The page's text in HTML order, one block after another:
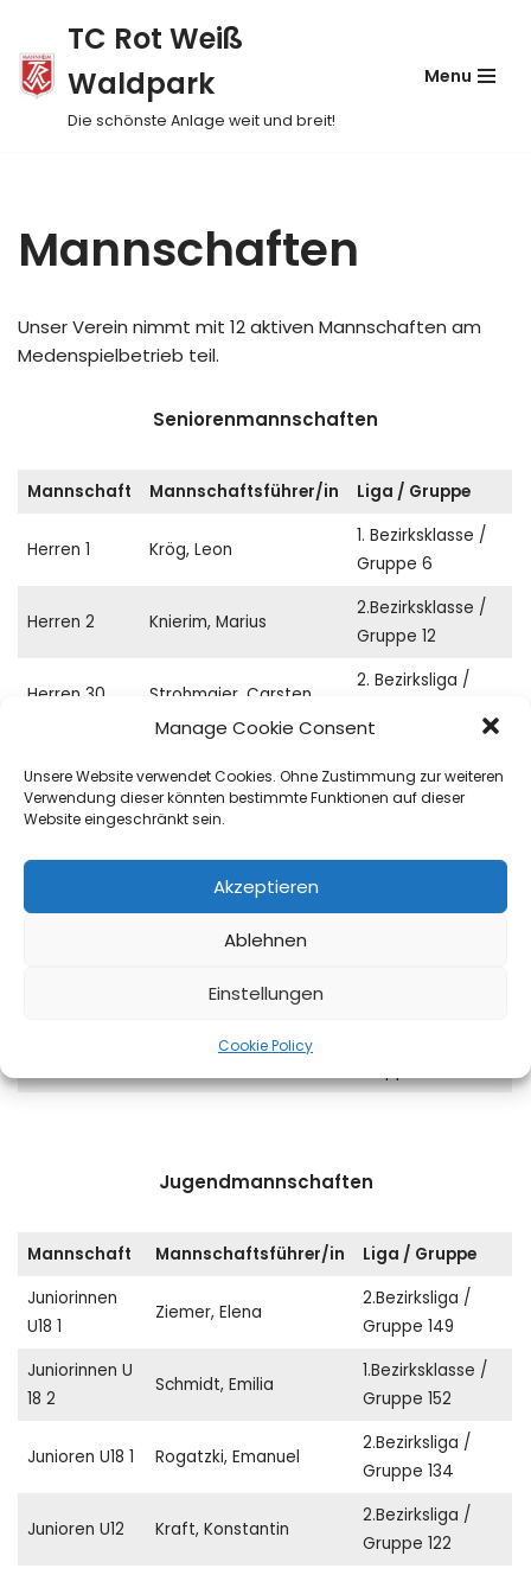
Manage Cookie Consent
Unsere Website verwendet Cookies. Ohne Zustimmung zur weiteren
Verwendung dieser könnten bestimmte Funktionen auf dieser
Website eingeschränkt sein.
Akzeptieren
Ablehnen
Einstellungen
Cookie Policy
Skip
to
content
TC Rot Weiß
Waldpark
Die schönste Anlage weit und breit!
Menu
Mannschaften
Unser Verein nimmt mit 12 aktiven Mannschaften am
Medenspielbetrieb teil.
Seniorenmannschaften
Mannschaft Mannschaftsführer/in Liga / Gruppe
Herren 1 Krög, Leon
1. Bezirksklasse /
Gruppe 6
Herren 2 Knierim, Marius
2.Bezirksklasse /
Gruppe 12
Herren 30 Strohmaier, Carsten
2. Bezirksliga /
Herren 40 Petzold, Stefan
Gruppe 60
Damen 1 Schroers, Alessa
Schatton, Anna
Berberich, Petra
Jugendmannschaften
Mannschaft Mannschaftsführer/in
Liga / Gruppe
Juniorinnen
U18 1
Ziemer, Elena
2.Bezirksliga /
Gruppe 149
Juniorinnen U
18 2
Schmidt, Emilia
1.Bezirksklasse /
Gruppe 152
Junioren U18 1 Rogatzki, Emanuel
2.Bezirksliga /
Gruppe 134
Junioren U12 Kraft, Konstantin
2.Bezirksliga /
Gruppe 122